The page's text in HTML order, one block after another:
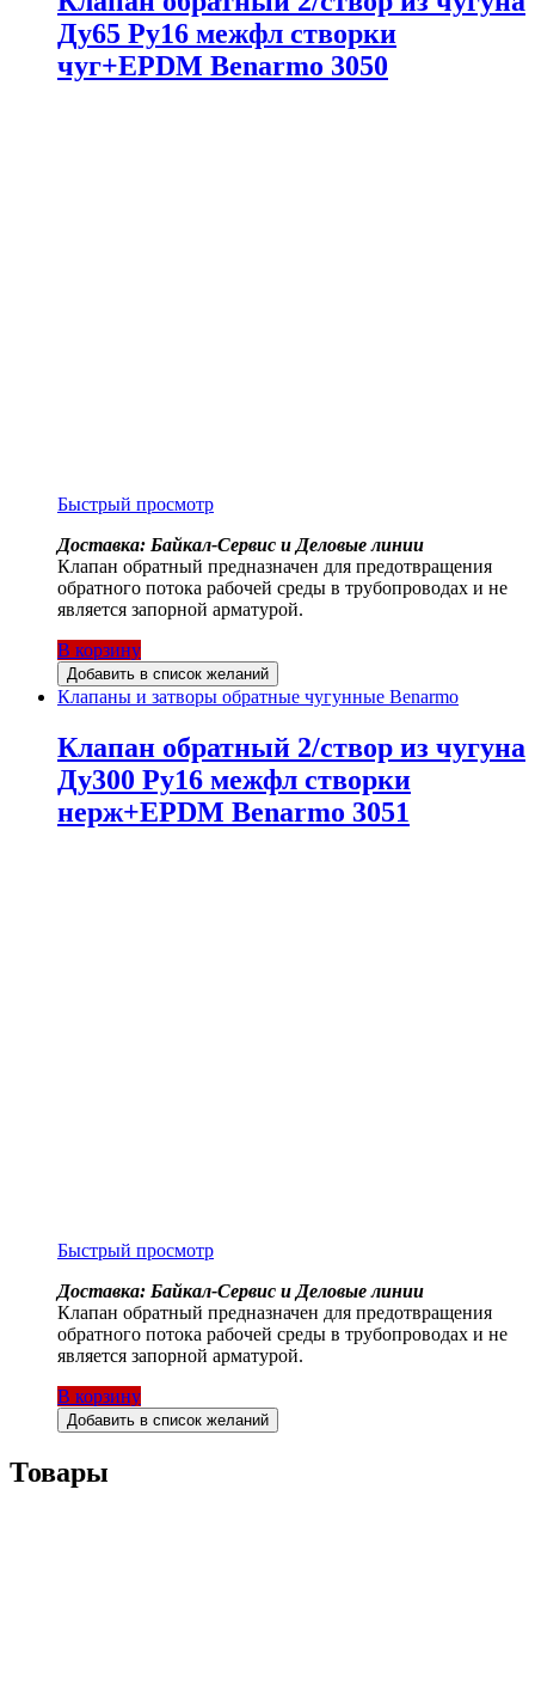
Ду65 Ру16 межфл створки
чуг+EPDM Benarmo 3050
Быстрый просмотр
Доставка: Байкал-Сервис и Деловые линии
Клапан обратный предназначен для предотвращения
обратного потока рабочей среды в трубопроводах и не
является запорной арматурой.
В корзину
Добавить в список желаний
Клапаны и затворы обратные чугунные Benarmo
Клапан обратный 2/створ из чугуна
Ду300 Ру16 межфл створки
нерж+EPDM Benarmo 3051
Быстрый просмотр
Доставка: Байкал-Сервис и Деловые линии
Клапан обратный предназначен для предотвращения
обратного потока рабочей среды в трубопроводах и не
является запорной арматурой.
В корзину
Добавить в список желаний
Товары